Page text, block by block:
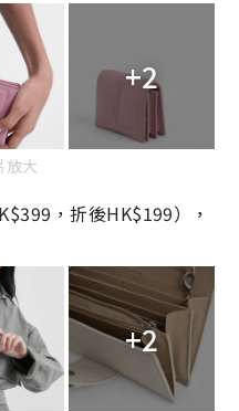
+2
放大
，折後HK$199），
+2